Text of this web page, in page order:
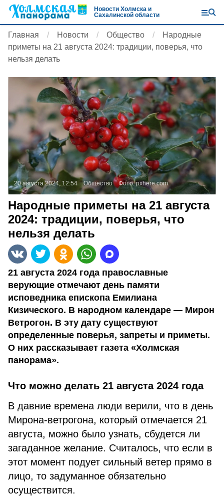
Новости Холмска и
Сахалинской области
Главная Новости Общество
Народные
приметы на 21 августа 2024: традиции, поверья, что
нельзя делать
20 августа 2024, 12:54 Общество Фото:pxhere.com
Народные приметы на 21 августа
2024: традиции, поверья, что
нельзя делать
21 августа 2024 года православные
верующие отмечают день памяти
исповедника епископа Емилиана
Кизического. В народном календаре — Мирон
Ветрогон. В эту дату существуют
определенные поверья, запреты и приметы.
О них рассказывает газета «Холмская
панорама».
Что можно делать 21 августа 2024 года
В давние времена люди верили, что в день
Мирона-ветрогона, который отмечается 21
августа, можно было узнать, сбудется ли
загаданное желание. Считалось, что если в
этот момент подует сильный ветер прямо в
лицо, то задуманное обязательно
осуществится.